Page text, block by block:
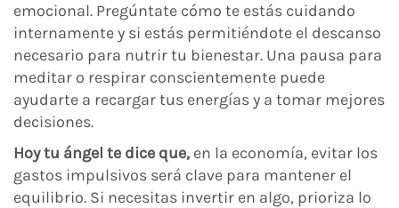
emocional. Pregúntate cómo te estás cuidando
internamente y si estás permitiéndote el descanso
necesario para nutrir tu bienestar. Una pausa para
meditar o respirar conscientemente puede
ayudarte a recargar tus energías y a tomar mejores
decisiones.
Hoy tu ángel te dice que, en la economía, evitar los
gastos impulsivos será clave para mantener el
equilibrio. Si necesitas invertir en algo, prioriza lo